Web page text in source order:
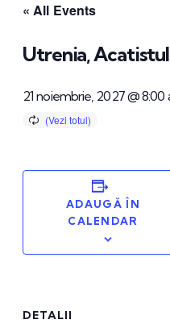
« All Events
Utrenia,
21 noiembrie, 2027 @ 8:00
ADAUGĂ ÎN
CALENDAR
DETALII